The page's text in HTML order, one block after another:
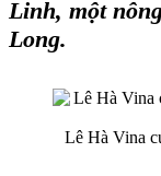
Linh, một
Long.
Lê Hà Vina